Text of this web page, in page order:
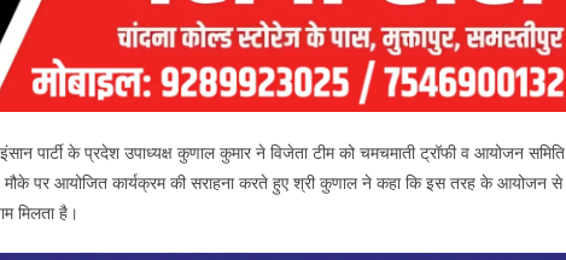
पार्टी के प्रदेश उपाध्यक्ष कुणाल कुमार ने विजेता टीम को चमचमाती ट्रॉफी व आयोजन समिति
पर आयोजित कार्यक्रम की सराहना करते हुए श्री कुणाल ने कहा कि इस तरह के आयोजन से
मिलता है।